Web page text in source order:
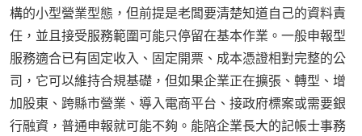
構的小型營業型態，但前提是老闆要清楚知道自己的資料責
任，並且接受服務範圍可能只停留在基本作業。一般申報型
服務適合已有固定收入、固定開票、成本憑證相對完整的公
司，它可以維持合規基礎，但如果企業正在擴張、轉型、增
加股東、跨縣市營業、導入電商平台、接政府標案或需要銀
行融資，普通申報就可能不夠。能陪企業長大的記帳士事務